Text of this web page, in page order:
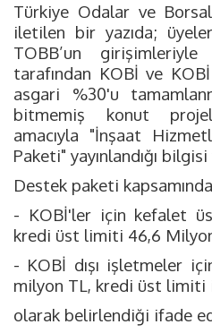
Türkiye Odalar ve
iletilen bir yazıda;
TOBB’un
tarafından KOBİ ve KOBİ
asgari %30'u
bitmemiş konut
amacıyla "İnşaat
Paketi" yayınlandığı
Destek paketi
- KOBİ'ler için kefalet
kredi üst limiti 46,6
- KOBİ dışı işletmeler
milyon TL, kredi üst limiti
olarak belirlendiği ifade